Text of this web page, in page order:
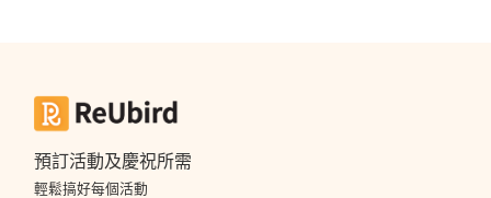
預訂活動及慶祝所需
輕鬆搞好每個活動